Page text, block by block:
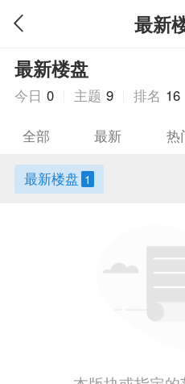
最新
最新楼盘
今日 0 主题 9 排名 16
全部 最新 热
最新楼盘 1